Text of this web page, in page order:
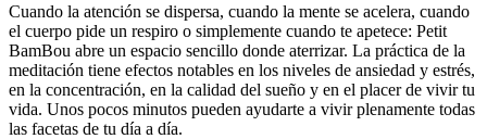
Cuando la atención se dispersa, cuando la mente se acelera, cuando
el cuerpo pide un respiro o simplemente cuando te apetece: Petit
BamBou abre un espacio sencillo donde aterrizar. La práctica de la
meditación tiene efectos notables en los niveles de ansiedad y estrés,
en la concentración, en la calidad del sueño y en el placer de vivir tu
vida. Unos pocos minutos pueden ayudarte a vivir plenamente todas
las facetas de tu día a día.